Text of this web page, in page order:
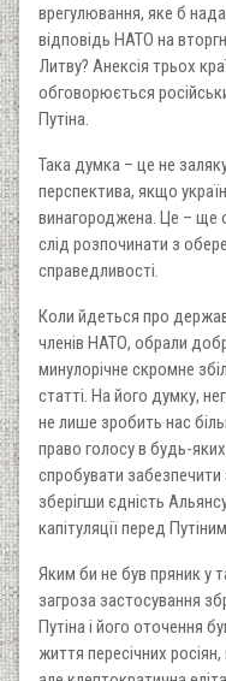
врегулювання, яке б
відповідь НАТО на
Литву? Анексія трьох
обговорюється
Путіна.
Така думка – це не
перспектива, якщо
винагороджена. Це – ще
слід розпочинати з
справедливості.
Коли йдеться про
членів НАТО, обрали
минулорічне скромне
статті. На його думку,
не лише зробить нас
право голосу в будь-
спробувати
зберігши єдність
капітуляції перед
Яким би не був пряник у
загроза застосування
Путіна і його оточення
життя пересічних